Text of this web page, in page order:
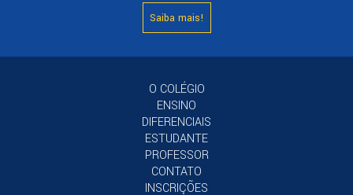
Saiba mais!
O COLÉGIO
ENSINO
DIFERENCIAIS
ESTUDANTE
PROFESSOR
CONTATO
INSCRIÇÕES